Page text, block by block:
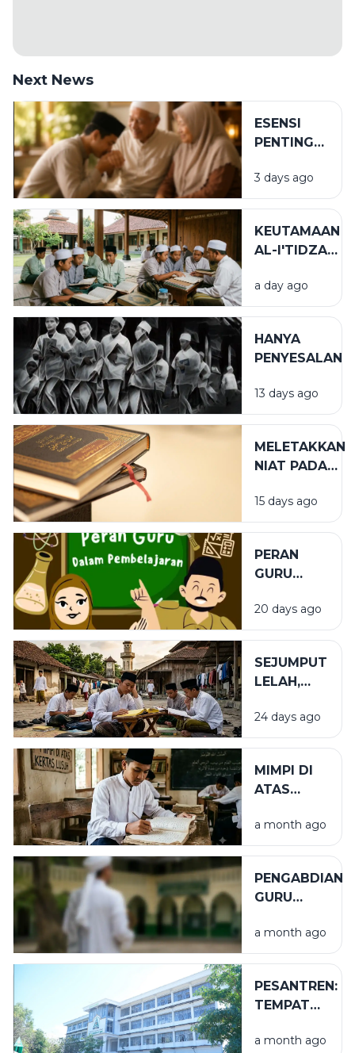
Next News
ESENSI
PENTING
BIRRUL
WALIDAIN
3 days ago
KEUTAMAAN
AL-I'TIDZAR
AFWU
DALAM
SPIRITUAL
a day ago
HANYA
PENYESALAN
13 days ago
MELETAKKAN
NIAT PADA
YANG TEPAT
15 days ago
PERAN
GURU
PENDIDIKAN
20 days ago
SEJUMPUT
LELAH,
BARAKAH
24 days ago
MIMPI DI
ATAS
LUSUH
a month ago
PENGABDIAN
GURU
a month ago
PESANTREN:
TEMPAT
YANG TAK
a month ago